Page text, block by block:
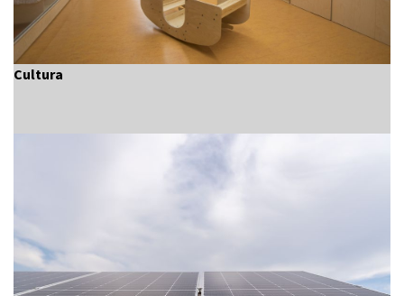
Cultura